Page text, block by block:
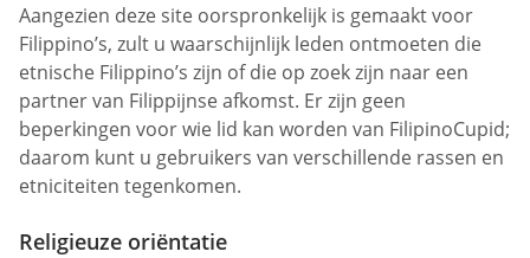
Aangezien deze site oorspronkelijk is gemaakt voor
Filippino’s, zult u waarschijnlijk leden ontmoeten die
etnische Filippino’s zijn of die op zoek zijn naar een
partner van Filippijnse afkomst. Er zijn geen
beperkingen voor wie lid kan worden van FilipinoCupid;
daarom kunt u gebruikers van verschillende rassen en
etniciteiten tegenkomen.
Religieuze oriëntatie